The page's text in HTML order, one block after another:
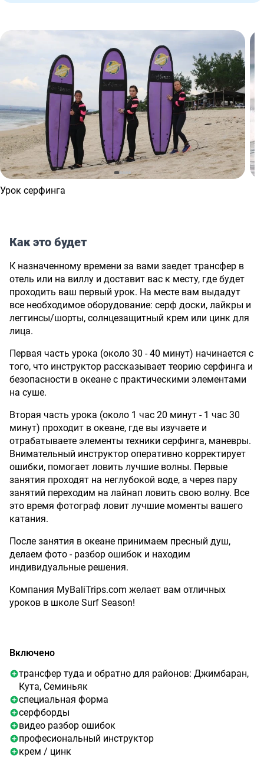
Урок серфинга
Как это будет
К назначенному времени за вами заедет трансфер в
отель или на виллу и доставит вас к месту, где будет
проходить ваш первый урок. На месте вам выдадут
все необходимое оборудование: серф доски, лайкры и
леггинсы/шорты, солнцезащитный крем или цинк для
лица.
Первая часть урока (около 30 - 40 минут) начинается с
того, что инструктор рассказывает теорию серфинга и
безопасности в океане с практическими элементами
на суше.
Вторая часть урока (около 1 час 20 минут - 1 час 30
минут) проходит в океане, где вы изучаете и
отрабатываете элементы техники серфинга, маневры.
Внимательный инструктор оперативно корректирует
ошибки, помогает ловить лучшие волны. Первые
занятия проходят на неглубокой воде, а через пару
занятий переходим на лайнап ловить свою волну. Все
это время фотограф ловит лучшие моменты вашего
катания.
После занятия в океане принимаем пресный душ,
делаем фото - разбор ошибок и находим
индивидуальные решения.
Компания MyBaliTrips.com желает вам отличных
уроков в школе Surf Season!
Включено
трансфер туда и обратно для районов: Джимбаран,
Кута, Семиньяк
специальная форма
серфборды
видео разбор ошибок
професиональный инструктор
крем / цинк